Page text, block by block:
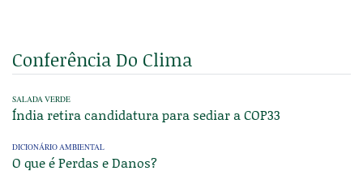
Conferência Do Clima
SALADA VERDE
Índia retira candidatura para sediar a COP33
DICIONÁRIO AMBIENTAL
O que é Perdas e Danos?